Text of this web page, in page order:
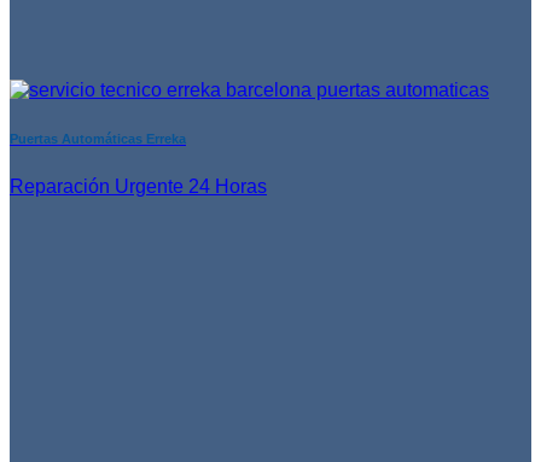
Puertas Automáticas Erreka
Reparación Urgente 24 Horas